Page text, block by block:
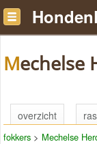
overzicht
fokkers > Mechelse